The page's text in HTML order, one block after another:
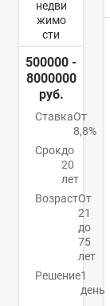
недви
жимо
сти
500000 -
8000000
руб.
СтавкаОт
8,8%
Срокдо
20
лет
ВозрастОт
21
до
75
лет
Решение1
день